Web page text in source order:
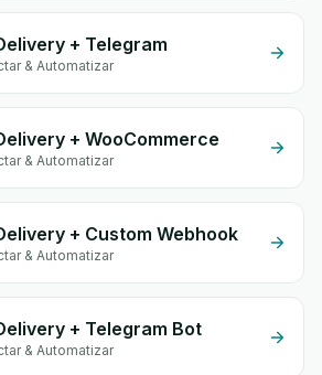
+ Telegram
& Automatizar
+ WooCommerce
& Automatizar
+ Custom Webhook
& Automatizar
+ Telegram Bot
& Automatizar